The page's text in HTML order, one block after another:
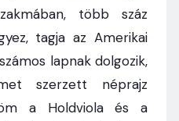
több száz
tagja az Amerikai
lapnak dolgozik,
szerzett néprajz
a Holdviola és a